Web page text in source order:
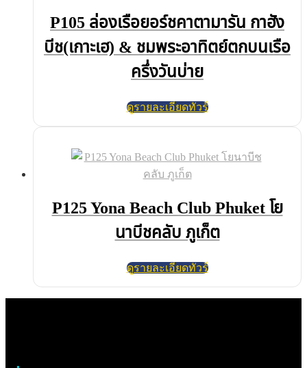
P105 ล่องเรือยอร์ชคาตามารัน กาฮัง
บีช(เกาะเฮ) & ชมพระอาทิตย์ตกบนเรือ
ครึ่งวันบ่าย
ดูรายละเอียดทัวร์
P125 Yona Beach Club Phuket โย
นาบีชคลับ ภูเก็ต
ดูรายละเอียดทัวร์